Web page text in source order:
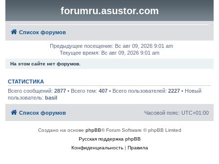
forumru.asustor.com
Список форумов
Предыдущее посещение: Вс авг 09, 2026 9:01 am
Текущее время: Вс авг 09, 2026 9:01 am
На этом сайте нет форумов.
СТАТИСТИКА
Всего сообщений: 2877• Всего тем: 407• Всего пользователей: 2227• Новый
пользователь: basil
Список форумов Часовой пояс: UTC+01:00
Создано на основе phpBB® Forum Software © phpBB Limited
Русская поддержка phpBB
Конфиденциальность| Правила